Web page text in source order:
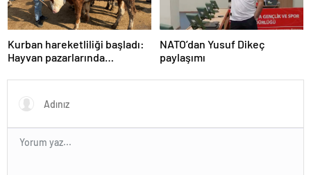
Kurban hareketliliği başladı:
Hayvan pazarlarında
NATO’dan Yusuf Dikeç
paylaşımı